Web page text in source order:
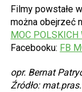
Filmy powstałe
można obejrzeć
MOC POLSKICH
Facebooku: FB
opr. Bernat
Źródło: